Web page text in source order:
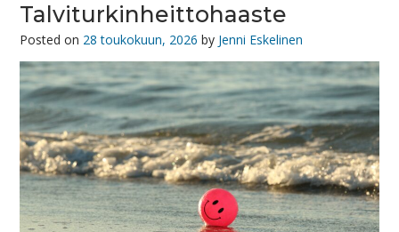
Talviturkinheittohaaste
Posted on 28 toukokuun, 2026 by Jenni Eskelinen